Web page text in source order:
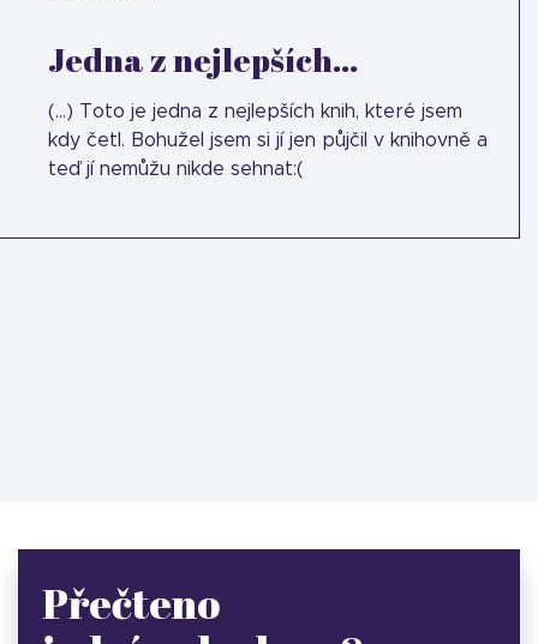
Jedna z nejlepších...
(...) Toto je jedna z nejlepších knih, které jsem
kdy četl. Bohužel jsem si jí jen půjčil v knihovně a
teď jí nemůžu nikde sehnat:(
Přečteno